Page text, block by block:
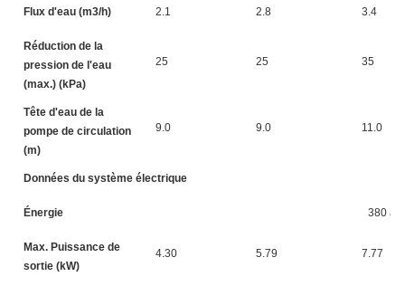
Flux d'eau (m3/h) 2.1 2.8 3.4
Réduction de la
pression de l'eau
(max.) (kPa)
25 25 35
Tête d'eau de la
pompe de circulation
(m)
9.0 9.0 11.0
Données du système électrique
Énergie 380 à
Max. Puissance de
sortie (kW)
4.30 5.79 7.77